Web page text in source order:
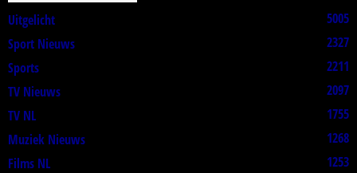
Uitgelicht
5005
Sport Nieuws
2327
Sports
2211
TV Nieuws
2097
TV NL
1755
Muziek Nieuws
1268
Films NL
1253